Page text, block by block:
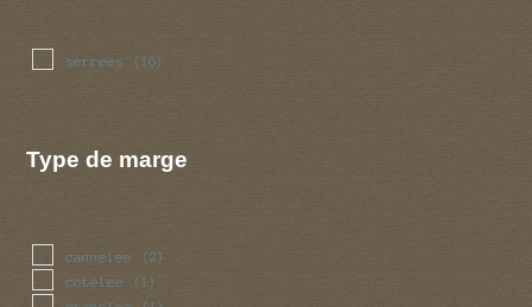
serrees (16)
Type de marge
cannelee (2)
cotelee (1)